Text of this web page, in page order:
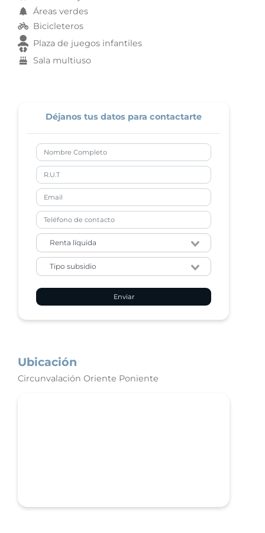
Áreas verdes
Bicicleteros
Plaza de juegos infantiles
Sala multiuso
Déjanos tus datos para contactarte
Enviar
Ubicación
Circunvalación Oriente Poniente